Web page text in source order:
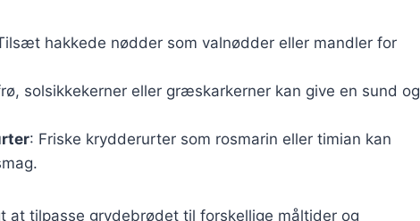
hakkede nødder som valnødder eller mandler for
solsikkekerner eller græskarkerner kan give en sund og
: Friske krydderurter som rosmarin eller timian kan
at tilpasse grydebrødet til forskellige måltider og